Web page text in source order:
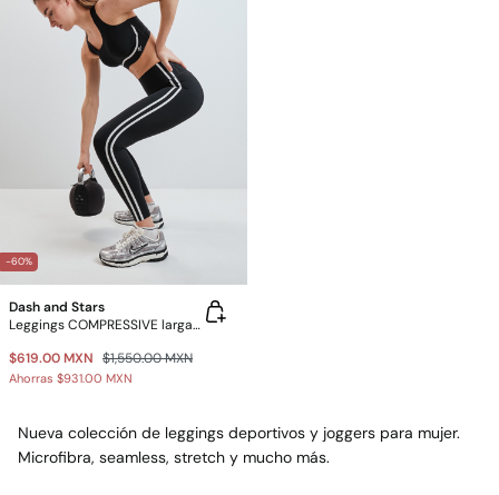
-60%
Dash and Stars
Leggings COMPRESSIVE largas negras
$619.00 MXN $1,550.00 MXN
Ahorras $931.00 MXN
Nueva colección de leggings deportivos y joggers para mujer.
Microfibra, seamless, stretch y mucho más.